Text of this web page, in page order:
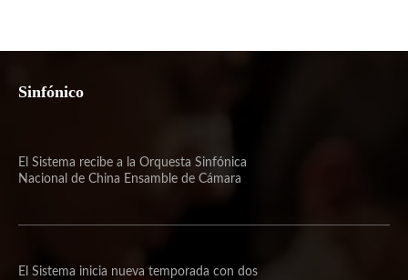
Sinfónico
El Sistema recibe a la Orquesta Sinfónica
Nacional de China Ensamble de Cámara
El Sistema inicia nueva temporada con dos